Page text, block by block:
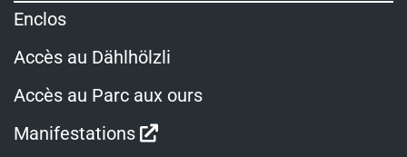
Enclos
Accès au Dählhölzli
Accès au Parc aux ours
Manifestations
Ouvre